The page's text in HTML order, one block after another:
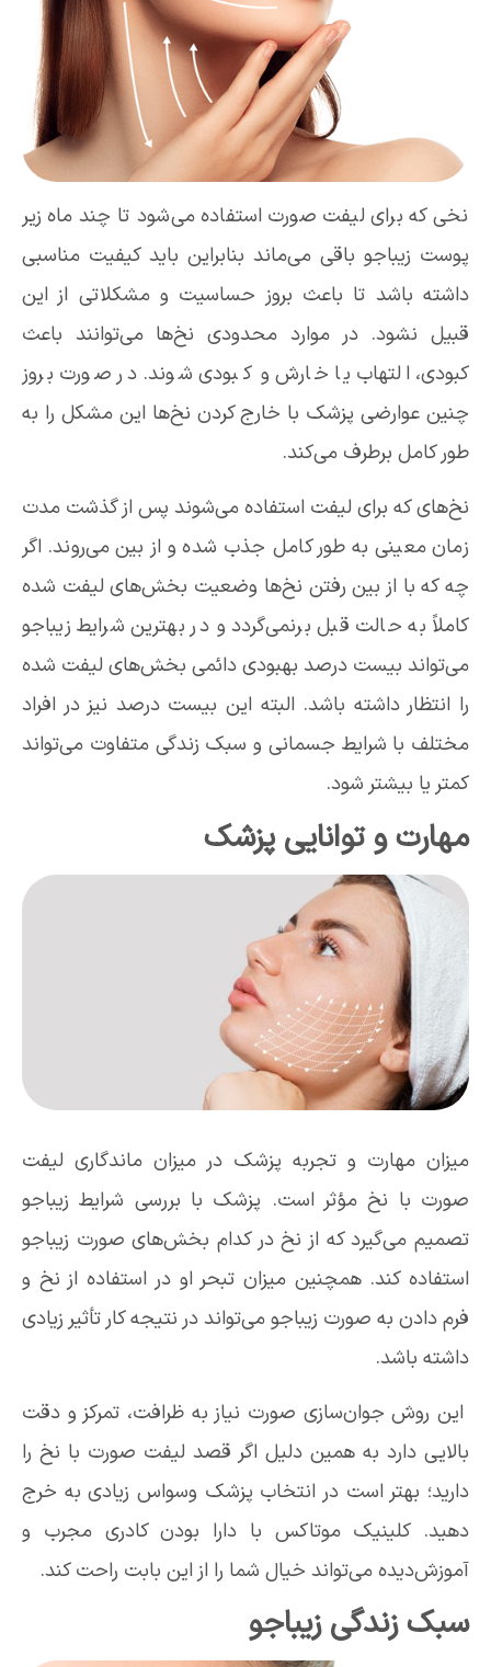
نخی که برای لیفت صورت استفاده می‌شود تا چند ماه زیر
پوست زیباجو باقی می‌ماند بنابراین باید کیفیت مناسبی
داشته باشد تا باعث بروز حساسیت و مشکلاتی از این
قبیل نشود. در موارد محدودی نخ‌ها می‌توانند باعث
کبودی، التهاب یا خارش و کبودی شوند. در صورت بروز
چنین عوارضی پزشک با خارج کردن نخ‌ها این مشکل را به
طور کامل برطرف می‌کند.
نخ‌های که برای لیفت استفاده می‌شوند پس از گذشت مدت
زمان معینی به طور کامل جذب شده و از بین می‌روند. اگر
چه که با از بین رفتن نخ‌ها وضعیت بخش‌های لیفت شده
کاملاً به حالت قبل برنمی‌گردد و در بهترین شرایط زیباجو
می‌تواند بیست درصد بهبودی دائمی بخش‌های لیفت شده
را انتظار داشته باشد. البته این بیست درصد نیز در افراد
مختلف با شرایط جسمانی و سبک زندگی متفاوت می‌تواند
کمتر یا بیشتر شود.
مهارت و توانایی پزشک
میزان مهارت و تجربه پزشک در میزان ماندگاری لیفت
صورت با نخ مؤثر است. پزشک با بررسی شرایط زیباجو
تصمیم می‌گیرد که از نخ در کدام بخش‌های صورت زیباجو
استفاده کند. همچنین میزان تبحر او در استفاده از نخ و
فرم دادن به صورت زیباجو می‌تواند در نتیجه کار تأثیر زیادی
داشته باشد.
این روش جوان‌سازی صورت نیاز به ظرافت، تمرکز و دقت
بالایی دارد به همین دلیل اگر قصد لیفت صورت با نخ را
دارید؛ بهتر است در انتخاب پزشک وسواس زیادی به خرج
دهید. کلینیک موتاکس با دارا بودن کادری مجرب و
آموزش‌دیده می‌تواند خیال شما را از این بابت راحت کند.
سبک زندگی زیباجو